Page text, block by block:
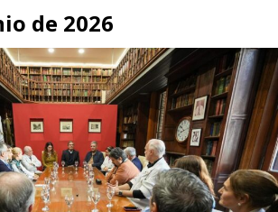
de 2026